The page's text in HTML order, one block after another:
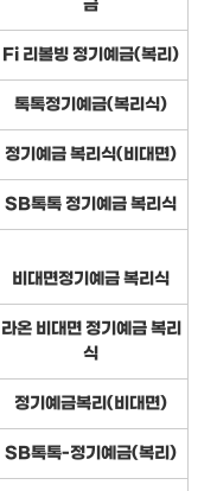
금
Fi 리볼빙 정기예금(복리)
톡톡정기예금(복리식)
정기예금 복리식(비대면)
SB톡톡 정기예금 복리식
비대면정기예금 복리식
라온 비대면 정기예금 복리
식
정기예금복리(비대면)
SB톡톡-정기예금(복리)